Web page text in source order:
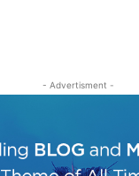
- Advertisment -